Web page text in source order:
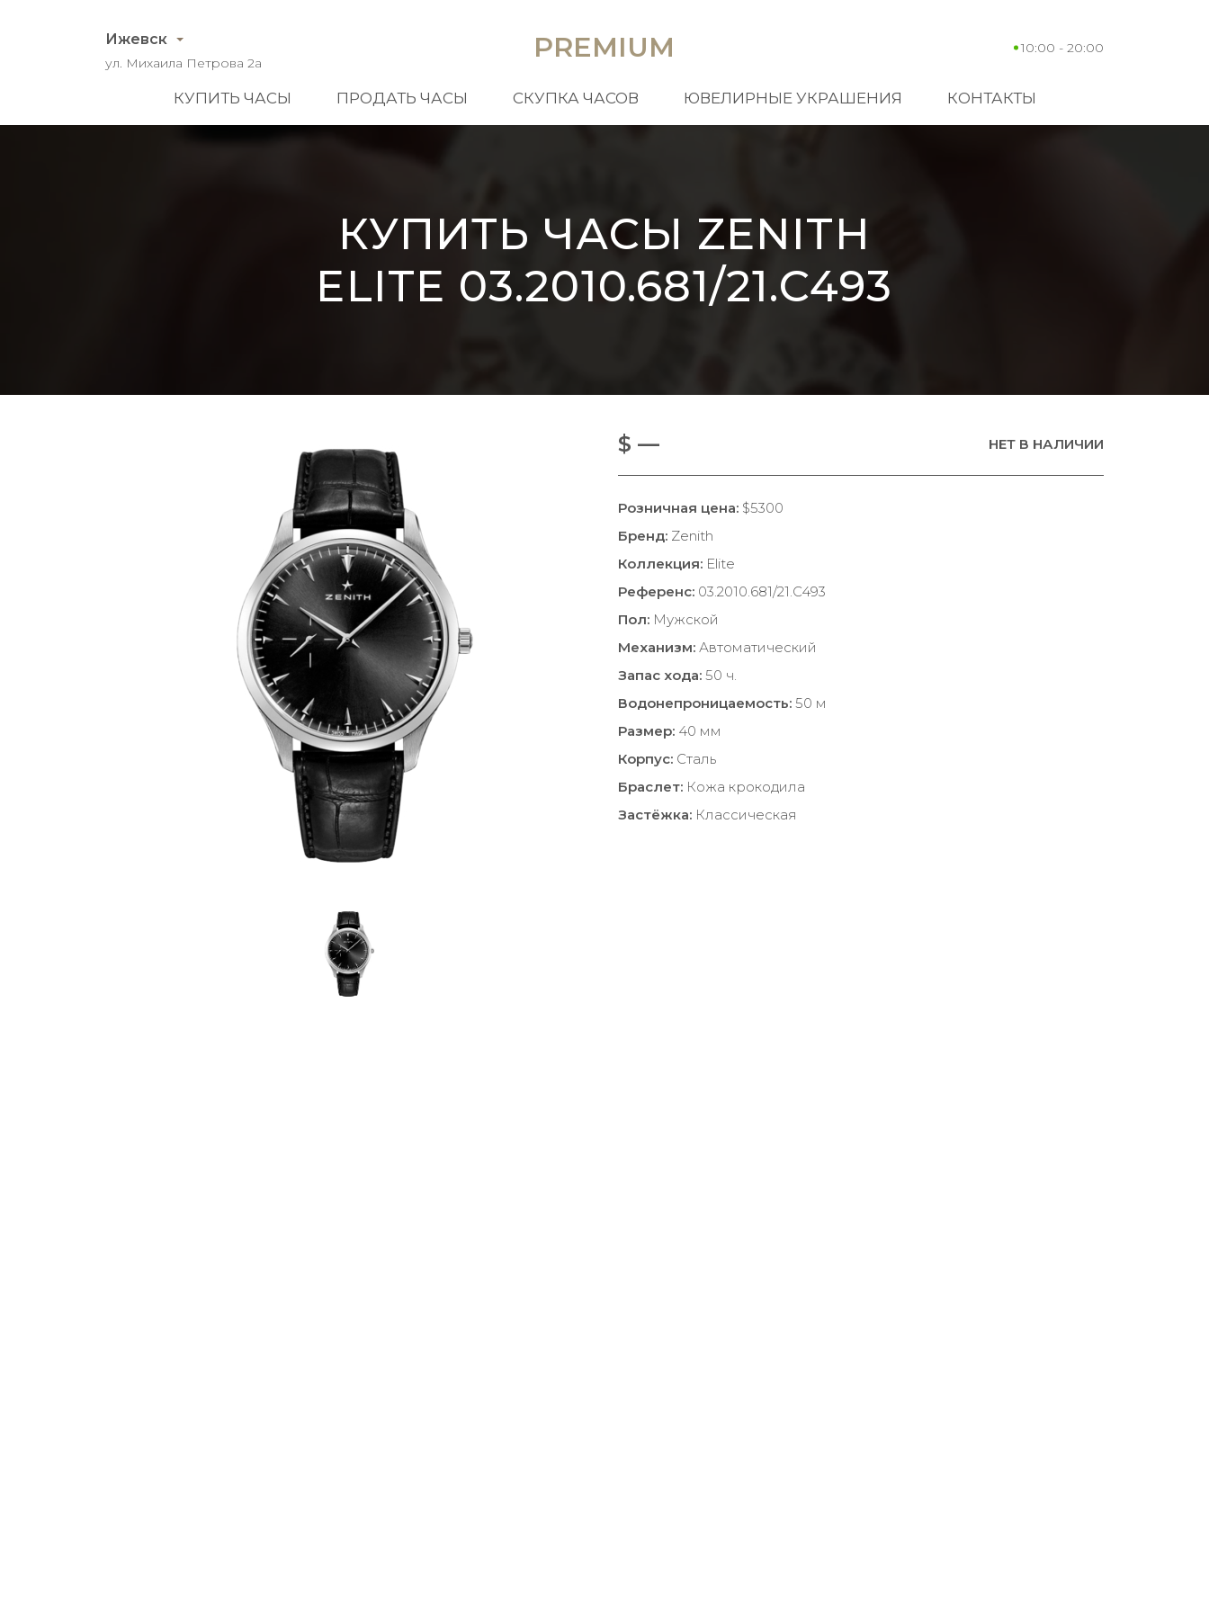
Ижевск
ул. Михаила Петрова 2а PREMIUM 10:00 - 20:00
КУПИТЬ ЧАСЫ ПРОДАТЬ ЧАСЫ СКУПКА ЧАСОВ ЮВЕЛИРНЫЕ УКРАШЕНИЯ КОНТАКТЫ
КУПИТЬ ЧАСЫ ZENITH
ELITE 03.2010.681/21.C493
$ — НЕТ В НАЛИЧИИ
Розничная цена: $5300
Бренд: Zenith
Коллекция: Elite
Референс: 03.2010.681/21.C493
Пол: Мужской
Механизм: Автоматический
Запас хода: 50 ч.
Водонепроницаемость: 50 м
Размер: 40 мм
Корпус: Сталь
Браслет: Кожа крокодила
Застёжка: Классическая